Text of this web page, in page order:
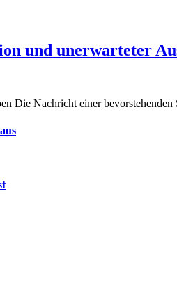
und unerwarteter
Die Nachricht einer